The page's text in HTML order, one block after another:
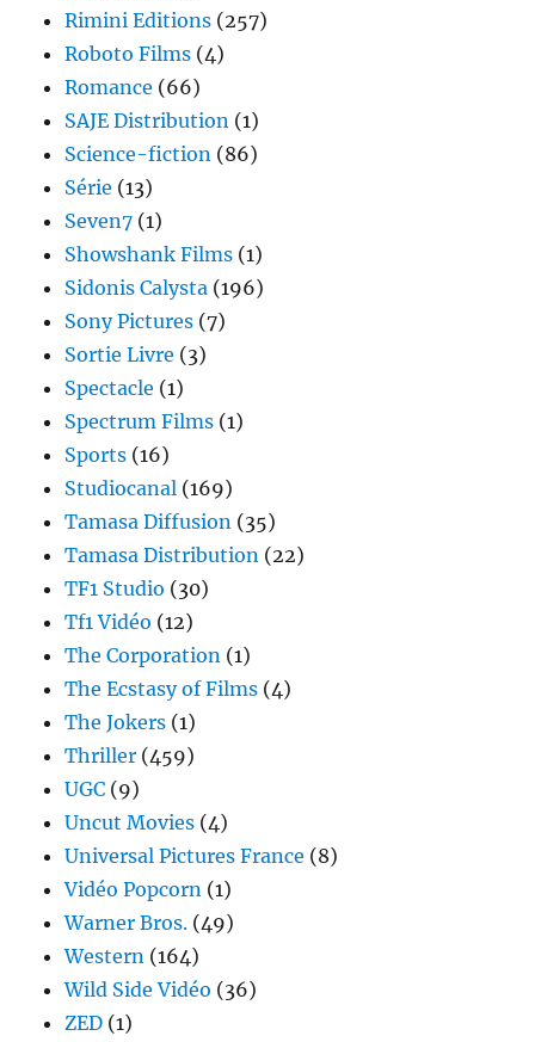
Rimini Editions (257)
Roboto Films (4)
Romance (66)
SAJE Distribution (1)
Science-fiction (86)
Série (13)
Seven7 (1)
Showshank Films (1)
Sidonis Calysta (196)
Sony Pictures (7)
Sortie Livre (3)
Spectacle (1)
Spectrum Films (1)
Sports (16)
Studiocanal (169)
Tamasa Diffusion (35)
Tamasa Distribution (22)
TF1 Studio (30)
Tf1 Vidéo (12)
The Corporation (1)
The Ecstasy of Films (4)
The Jokers (1)
Thriller (459)
UGC (9)
Uncut Movies (4)
Universal Pictures France (8)
Vidéo Popcorn (1)
Warner Bros. (49)
Western (164)
Wild Side Vidéo (36)
ZED (1)